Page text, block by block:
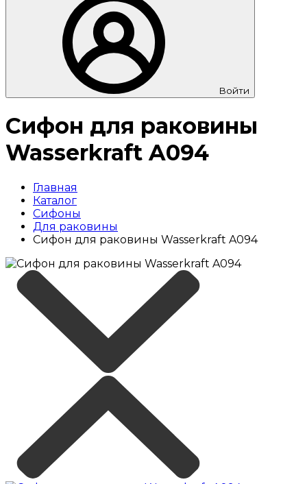
Войти
Сифон для раковины
Wasserkraft A094
Главная
Каталог
Сифоны
Для раковины
Сифон для раковины Wasserkraft A094